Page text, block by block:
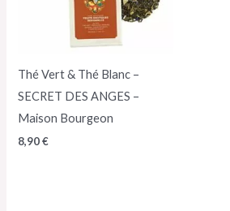
Thé Vert & Thé Blanc –
SECRET DES ANGES –
Maison Bourgeon
8,90€